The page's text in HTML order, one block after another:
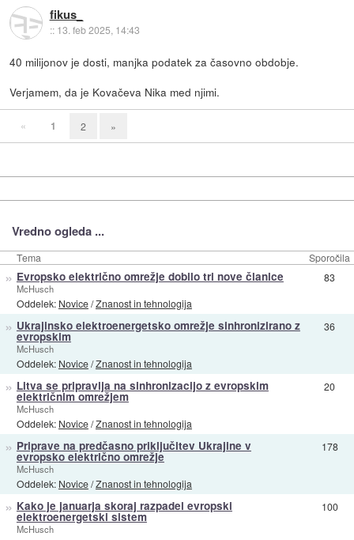
fikus_
:: 13. feb 2025, 14:43
40 milijonov je dosti, manjka podatek za časovno obdobje.
Verjamem, da je Kovačeva Nika med njimi.
« 1 2 »
Vredno ogleda ...
Tema Sporočila
» Evropsko električno omrežje dobilo tri nove članice
McHusch
Oddelek: Novice/Znanost in tehnologija
83
» Ukrajinsko elektroenergetsko omrežje sinhronizirano z
evropskim
McHusch
Oddelek: Novice/Znanost in tehnologija
36
» Litva se pripravlja na sinhronizacijo z evropskim
električnim omrežjem
McHusch
Oddelek: Novice/Znanost in tehnologija
20
» Priprave na predčasno priključitev Ukrajine v
evropsko električno omrežje
McHusch
Oddelek: Novice/Znanost in tehnologija
178
» Kako je januarja skoraj razpadel evropski
elektroenergetski sistem
McHusch
100